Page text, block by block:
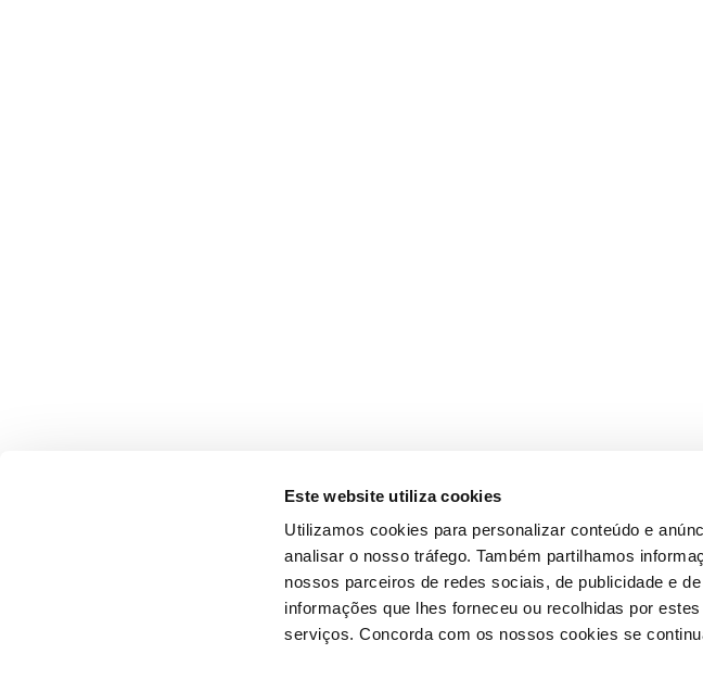
Este website utiliza cookies
Utilizamos cookies para personalizar conteúdo e
analisar o nosso tráfego. Também partilhamos
nossos parceiros de redes sociais, de publicidade e
informações que lhes forneceu ou recolhidas por
serviços. Concorda com os nossos cookies se